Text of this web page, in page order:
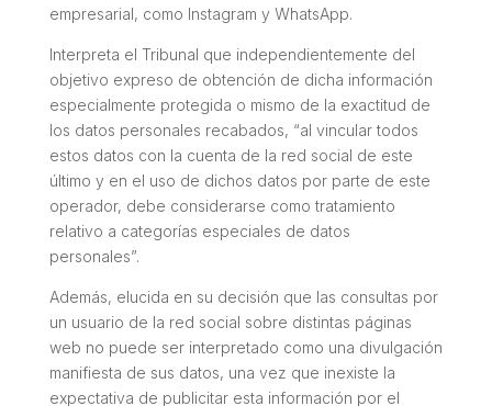
empresarial, como Instagram y WhatsApp.
Interpreta el Tribunal que independientemente del
objetivo expreso de obtención de dicha información
especialmente protegida o mismo de la exactitud de
los datos personales recabados, “al vincular todos
estos datos con la cuenta de la red social de este
último y en el uso de dichos datos por parte de este
operador, debe considerarse como tratamiento
relativo a categorías especiales de datos
personales”.
Además, elucida en su decisión que las consultas por
un usuario de la red social sobre distintas páginas
web no puede ser interpretado como una divulgación
manifiesta de sus datos, una vez que inexiste la
expectativa de publicitar esta información por el